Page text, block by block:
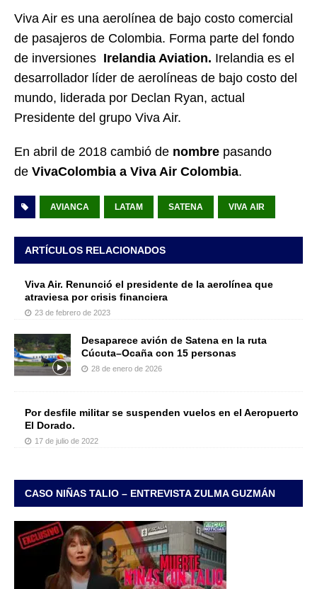
Viva Air es una aerolínea de bajo costo comercial
de pasajeros de Colombia. Forma parte del fondo
de inversiones Irelandia Aviation. Irelandia es el
desarrollador líder de aerolíneas de bajo costo del
mundo, liderada por Declan Ryan, actual
Presidente del grupo Viva Air.
En abril de 2018 cambió de nombre pasando
de VivaColombia a Viva Air Colombia.
AVIANCA LATAM SATENA VIVA AIR
ARTÍCULOS RELACIONADOS
Viva Air. Renunció el presidente de la aerolínea que
atraviesa por crisis financiera
23 de febrero de 2023
Desaparece avión de Satena en la ruta
Cúcuta–Ocaña con 15 personas
28 de enero de 2026
Por desfile militar se suspenden vuelos en el Aeropuerto
El Dorado.
17 de julio de 2022
CASO NIÑAS TALIO – ENTREVISTA ZULMA GUZMÁN